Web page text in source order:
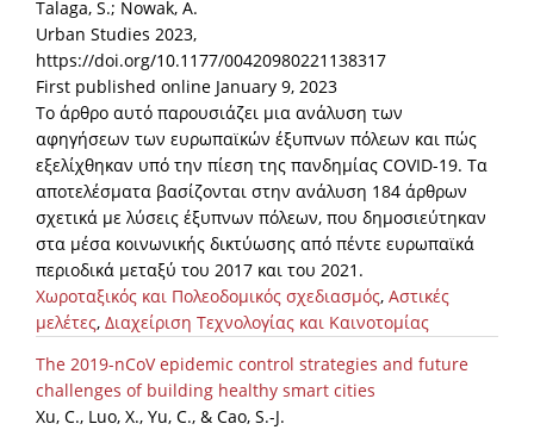
Talaga, S.; Nowak, A.
Urban Studies 2023,
https://doi.org/10.1177/00420980221138317
First published online January 9, 2023
Το άρθρο αυτό παρουσιάζει μια ανάλυση των
αφηγήσεων των ευρωπαϊκών έξυπνων πόλεων και πώς
εξελίχθηκαν υπό την πίεση της πανδημίας COVID-19. Τα
αποτελέσματα βασίζονται στην ανάλυση 184 άρθρων
σχετικά με λύσεις έξυπνων πόλεων, που δημοσιεύτηκαν
στα μέσα κοινωνικής δικτύωσης από πέντε ευρωπαϊκά
περιοδικά μεταξύ του 2017 και του 2021.
Χωροταξικός και Πολεοδομικός σχεδιασμός, Αστικές
μελέτες, Διαχείριση Τεχνολογίας και Καινοτομίας
The 2019-nCoV epidemic control strategies and future
challenges of building healthy smart cities
Xu, C., Luo, X., Yu, C., & Cao, S.-J.